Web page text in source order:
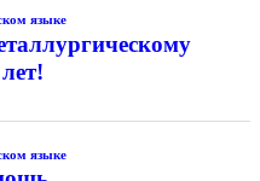
языке
языке